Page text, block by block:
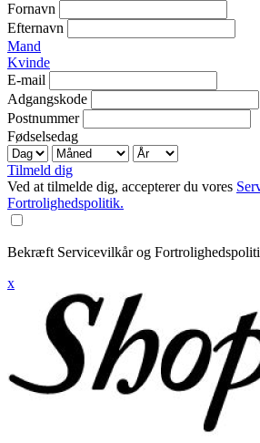
Fornavn
Efternavn
Mand
Kvinde
E-mail
Adgangskode
Postnummer
Fødselsedag
Tilmeld dig
Ved at tilmelde dig, accepterer du vores
Fortrolighedspolitik.
Bekræft Servicevilkår og
x